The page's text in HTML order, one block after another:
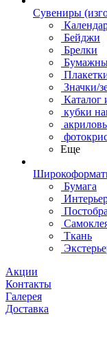
Сувениры
Бейджи
Брелки
Значки/
Каталог
кубки
Еще
Бумага
Ткань
Акции
Контакты
Галерея
Доставка